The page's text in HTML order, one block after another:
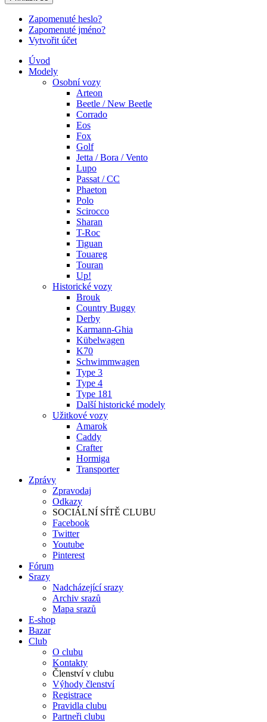
Zapomenuté heslo?
Zapomenuté jméno?
Vytvořit účet
Úvod
Modely
Osobní vozy
Arteon
Beetle / New Beetle
Corrado
Eos
Fox
Golf
Jetta / Bora / Vento
Lupo
Passat / CC
Phaeton
Polo
Scirocco
Sharan
T-Roc
Tiguan
Touareg
Touran
Up!
Historické vozy
Brouk
Country Buggy
Derby
Karmann-Ghia
Kübelwagen
K70
Schwimmwagen
Type 3
Type 4
Type 181
Další historické modely
Užitkové vozy
Amarok
Caddy
Crafter
Hormiga
Transporter
Zprávy
Zpravodaj
Odkazy
SOCIÁLNÍ SÍTĚ CLUBU
Facebook
Twitter
Youtube
Pinterest
Fórum
Srazy
Nadcházející srazy
Archiv srazů
Mapa srazů
E-shop
Bazar
Club
O clubu
Kontakty
Členství v clubu
Výhody členství
Registrace
Pravidla clubu
Partneři clubu